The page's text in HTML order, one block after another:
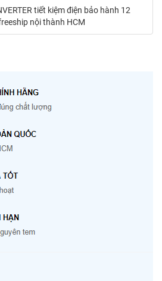
tiết kiệm điện bảo hành 12
nội thành HCM